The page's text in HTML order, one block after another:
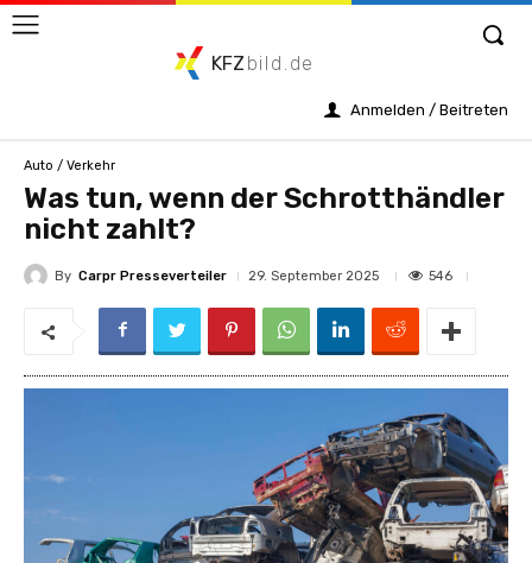
KFZ bild.de
Anmelden / Beitreten
Auto / Verkehr
Was tun, wenn der Schrotthändler
nicht zahlt?
By Carpr Presseverteiler 29. September 2025 546